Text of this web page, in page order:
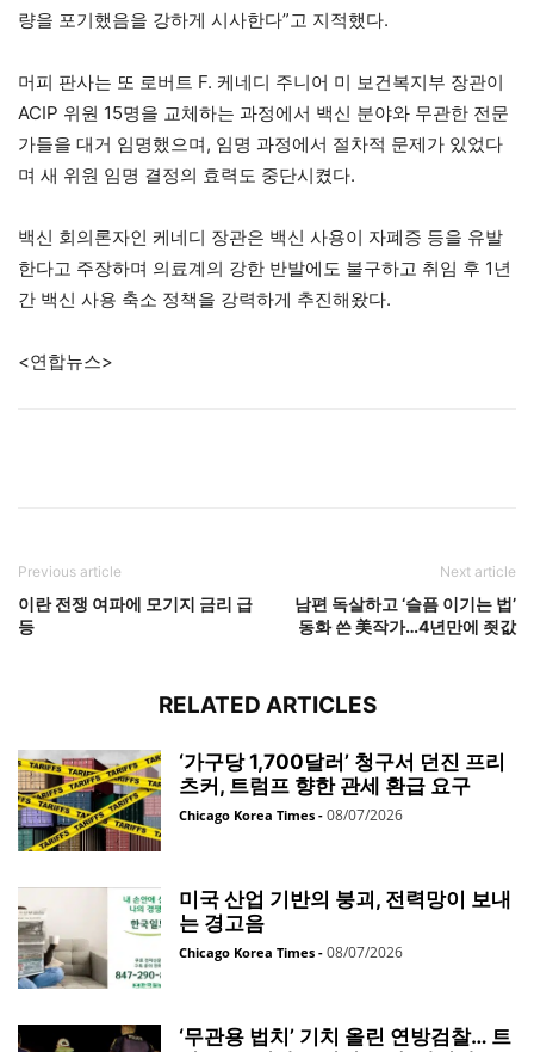
량을 포기했음을 강하게 시사한다”고 지적했다.
머피 판사는 또 로버트 F. 케네디 주니어 미 보건복지부 장관이
ACIP 위원 15명을 교체하는 과정에서 백신 분야와 무관한 전문
가들을 대거 임명했으며, 임명 과정에서 절차적 문제가 있었다
며 새 위원 임명 결정의 효력도 중단시켰다.
백신 회의론자인 케네디 장관은 백신 사용이 자폐증 등을 유발
한다고 주장하며 의료계의 강한 반발에도 불구하고 취임 후 1년
간 백신 사용 축소 정책을 강력하게 추진해왔다.
<연합뉴스>
Previous article
이란 전쟁 여파에 모기지 금리 급
등
Next article
남편 독살하고 ‘슬픔 이기는 법’
동화 쓴 美작가…4년만에 죗값
RELATED ARTICLES
‘가구당 1,700달러’ 청구서 던진 프리
츠커, 트럼프 향한 관세 환급 요구
Chicago Korea Times - 08/07/2026
미국 산업 기반의 붕괴, 전력망이 보내
는 경고음
Chicago Korea Times - 08/07/2026
‘무관용 법치’ 기치 올린 연방검찰… 트